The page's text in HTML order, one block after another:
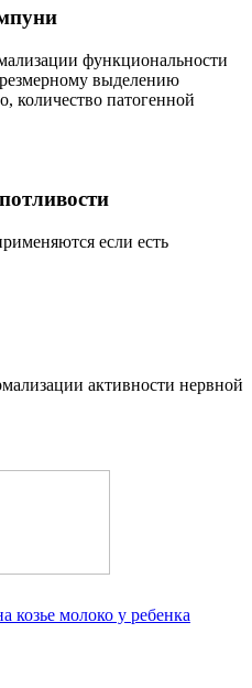
функциональности
выделению
количество патогенной
если есть
активности нервной
козье молоко у ребенка